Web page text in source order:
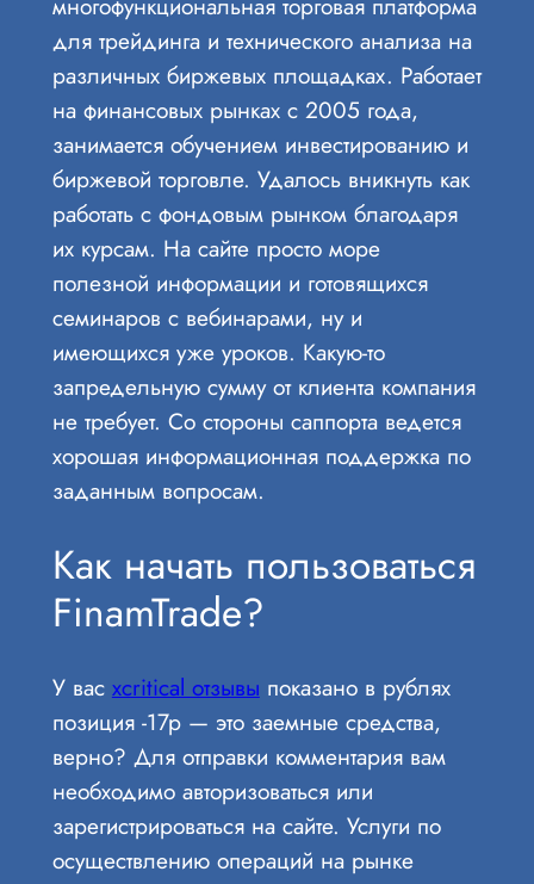
для трейдинга и технического анализа на
различных биржевых площадках. Работает
на финансовых рынках с 2005 года,
занимается обучением инвестированию и
биржевой торговле. Удалось вникнуть как
работать с фондовым рынком благодаря
их курсам. На сайте просто море
полезной информации и готовящихся
семинаров с вебинарами, ну и
имеющихся уже уроков. Какую-то
запредельную сумму от клиента компания
не требует. Со стороны саппорта ведется
хорошая информационная поддержка по
заданным вопросам.
Как начать пользоваться
FinamTrade?
У вас xcritical отзывы показано в рублях
позиция -17р — это заемные средства,
верно? Для отправки комментария вам
необходимо авторизоваться или
зарегистрироваться на сайте. Услуги по
осуществлению операций на рынке